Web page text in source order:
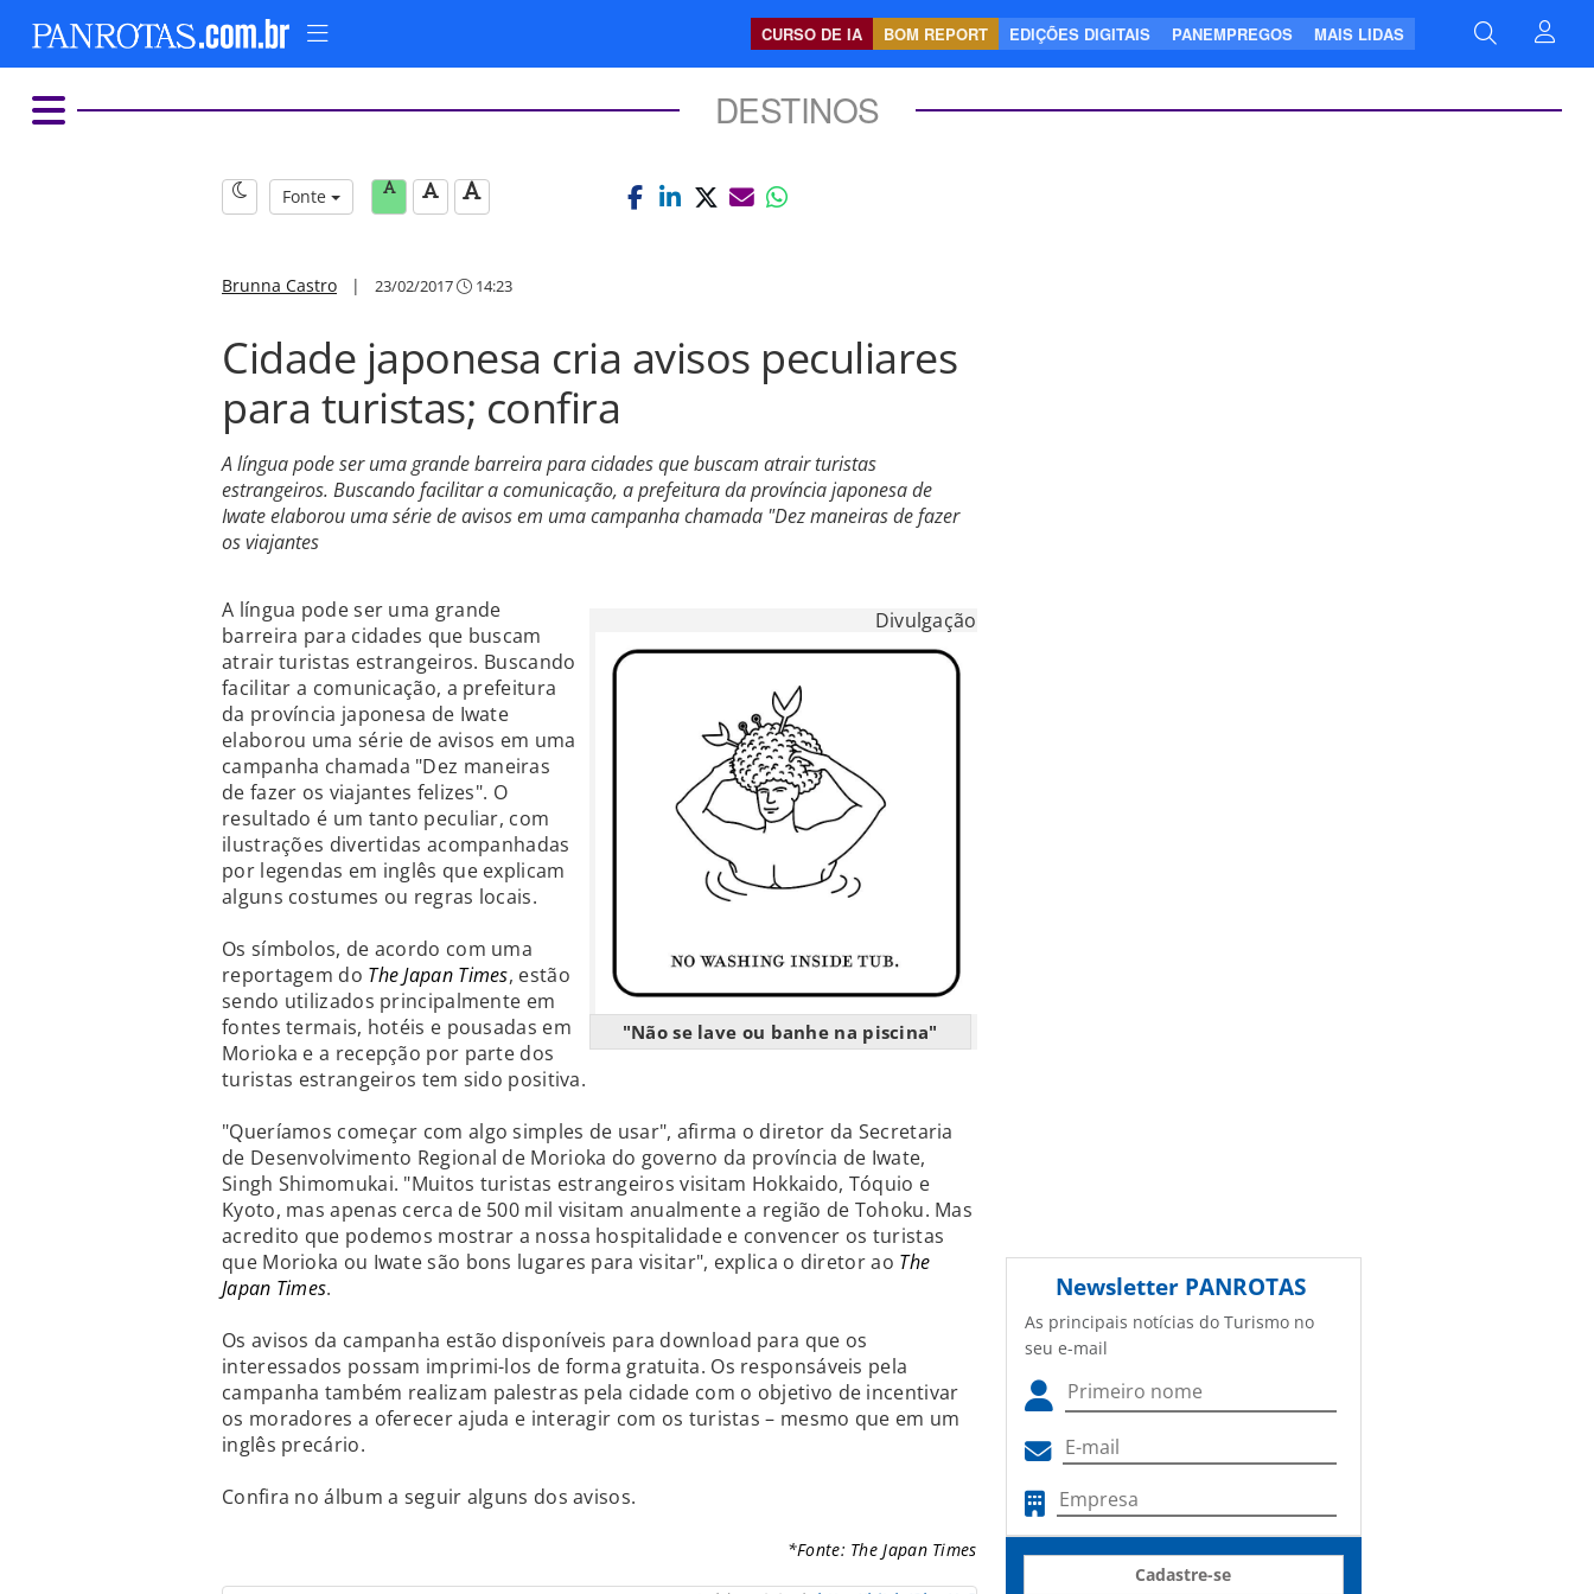
CURSO DE IA BOM REPORT EDIÇÕES DIGITAIS PANEMPREGOS MAIS LIDAS
DESTINOS
Fonte
Brunna Castro | 23/02/2017 14:23
Cidade japonesa cria avisos peculiares
para turistas; confira
A língua pode ser uma grande barreira para cidades que buscam atrair turistas
estrangeiros. Buscando facilitar a comunicação, a prefeitura da província japonesa de
Iwate elaborou uma série de avisos em uma campanha chamada "Dez maneiras de fazer
os viajantes
Divulgação
"Não se lave ou banhe na piscina"
A língua pode ser uma grande
barreira para cidades que buscam
atrair turistas estrangeiros. Buscando
facilitar a comunicação, a prefeitura
da província japonesa de Iwate
elaborou uma série de avisos em uma
campanha chamada "Dez maneiras
de fazer os viajantes felizes". O
resultado é um tanto peculiar, com
ilustrações divertidas acompanhadas
por legendas em inglês que explicam
alguns costumes ou regras locais.
Os símbolos, de acordo com uma
reportagem do The Japan Times, estão
sendo utilizados principalmente em
fontes termais, hotéis e pousadas em
Morioka e a recepção por parte dos
turistas estrangeiros tem sido positiva.
"Queríamos começar com algo simples de usar", afirma o diretor da Secretaria
de Desenvolvimento Regional de Morioka do governo da província de Iwate,
Singh Shimomukai. "Muitos turistas estrangeiros visitam Hokkaido, Tóquio e
Kyoto, mas apenas cerca de 500 mil visitam anualmente a região de Tohoku. Mas
acredito que podemos mostrar a nossa hospitalidade e convencer os turistas
que Morioka ou Iwate são bons lugares para visitar", explica o diretor ao The
Japan Times.
Os avisos da campanha estão disponíveis para download para que os
interessados possam imprimi-los de forma gratuita. Os responsáveis pela
campanha também realizam palestras pela cidade com o objetivo de incentivar
os moradores a oferecer ajuda e interagir com os turistas – mesmo que em um
inglês precário.
Confira no álbum a seguir alguns dos avisos.
*Fonte: The Japan Times
Newsletter PANROTAS
As principais notícias do Turismo no
seu e-mail
Cadastre-se